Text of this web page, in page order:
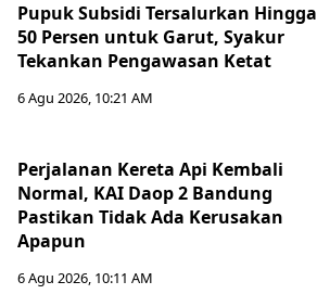
Pupuk Subsidi Tersalurkan Hingga
50 Persen untuk Garut, Syakur
Tekankan Pengawasan Ketat
6 Agu 2026, 10:21 AM
Perjalanan Kereta Api Kembali
Normal, KAI Daop 2 Bandung
Pastikan Tidak Ada Kerusakan
Apapun
6 Agu 2026, 10:11 AM